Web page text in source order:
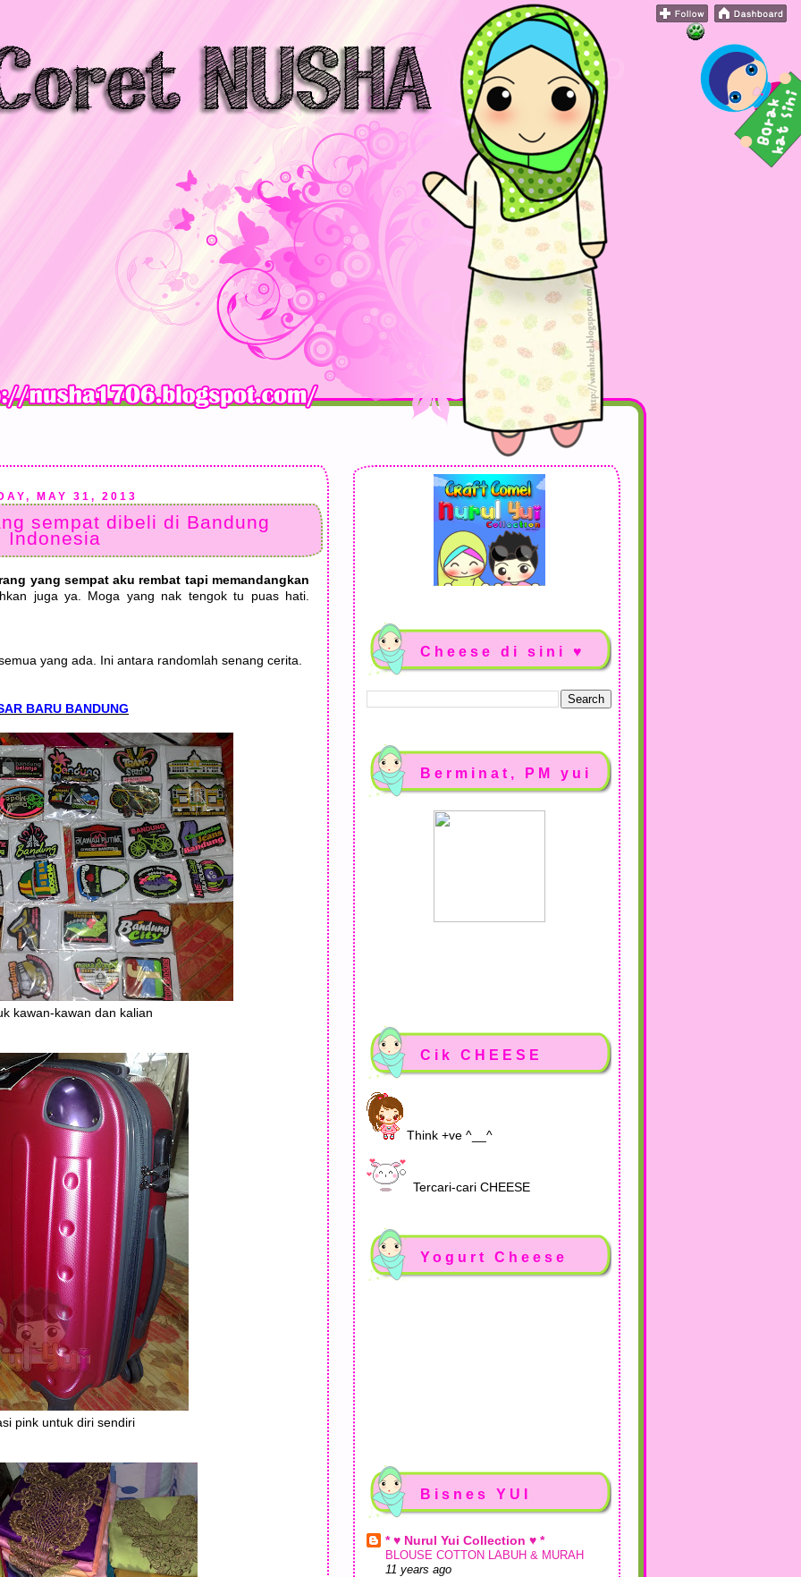
MAY 31, 2013
sempat dibeli di Bandung
Indonesia
yang sempat aku rembat tapi memandangkan
juga ya. Moga yang nak tengok tu puas hati.
yang ada. Ini antara randomlah senang cerita.
BARU BANDUNG
kawan-kawan dan kalian
pink untuk diri sendiri
Cheese di sini ♥
Berminat, PM yui
Cik CHEESE
Think +ve ^__^
Tercari-cari CHEESE
Yogurt Cheese
Bisnes YUI
* ♥ Nurul Yui Collection ♥ *
BLOUSE COTTON LABUH & MURAH
11 years ago